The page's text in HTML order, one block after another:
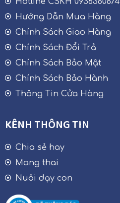
Hướng Dẫn Mua Hàng
Chính Sách Giao Hàng
Chính Sách Đổi Trả
Chính Sách Bảo Mật
Chính Sách Bảo Hành
Thông Tin Cửa Hàng
KÊNH THÔNG TIN
Chia sẻ hay
Mang thai
Nuôi dạy con